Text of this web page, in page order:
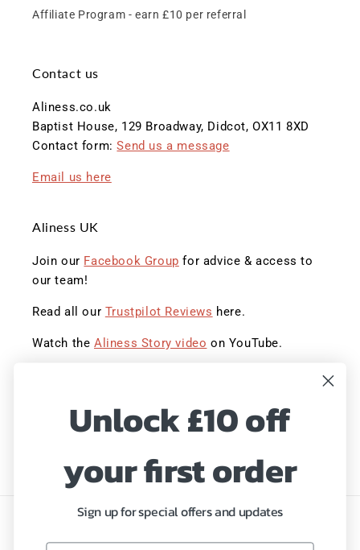
Affiliate Program - earn £10 per referral
Contact us
Aliness.co.uk
Baptist House, 129 Broadway, Didcot, OX11 8XD
Contact form:Send us a message
Email us here
Aliness UK
Join our Facebook Group for advice & access to
our team!
Read all our Trustpilot Reviews here.
Watch the Aliness Story video on YouTube.
Hurry, ends Midnight!
Unlock £10 off
your first order
Sign up for special offers and updates